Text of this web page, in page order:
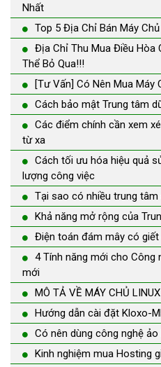
Nhất
Top 5 Địa Chỉ Bán Máy
Địa Chỉ Thu Mua Điều Hòa
Thể Bỏ Qua!!!
[Tư Vấn] Có Nên Mua Máy
Cách bảo mật Trung tâm
Các điểm chính cần xem
từ xa
Cách tối ưu hóa hiệu quả
lượng công việc
Tại sao có nhiều trung
Khả năng mở rộng của
Điện toán đám mây có
4 Tính năng mới cho Công
mới
MÔ TẢ VỀ MÁY CHỦ LINUX
Hướng dẫn cài đặt Kloxo-
Có nên dùng công nghệ
Kinh nghiệm mua Hosting